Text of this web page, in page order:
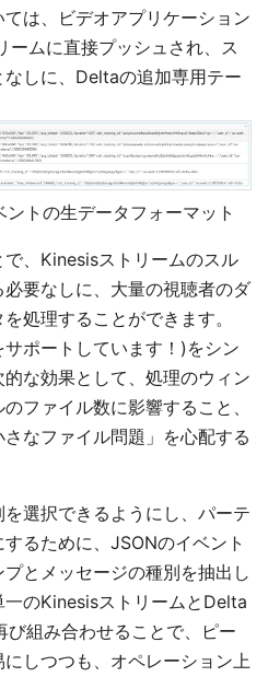
は、ビデオアプリケーション
ームに直接プッシュされ、ス
しに、Deltaの追加専用テー
トの生データフォーマット
、Kinesisストリームのスル
要なしに、大量の視聴者のダ
処理することができます。
サポートしています！)をシン
な効果として、処理のウィン
ファイル数に影響すること、
なファイル問題」を心配する
選択できるようにし、パーテ
るために、JSONのイベント
とメッセージの種別を抽出し
一のKinesisストリームとDelta
組み合わせることで、ピー
しつつも、オペレーション上